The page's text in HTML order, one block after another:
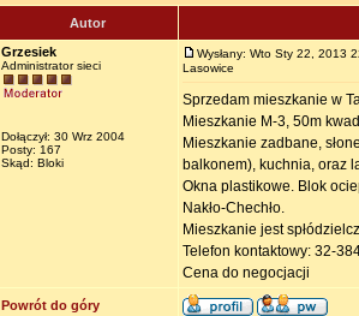
Autor
Grzesiek
Administrator sieci
Dołączył: 30 Wrz 2004
Posty: 167
Skąd: Bloki
Wysłany: Wto Sty 22, 2013
Lasowice
Sprzedam mieszkanie w
Mieszkanie M-3, 50m
Mieszkanie zadbane,
balkonem), kuchnia, oraz
Okna plastikowe. Blok
Nakło-Chechło.
Mieszkanie jest
Telefon kontaktowy: 32-
Cena do negocjacji
Powrót do góry